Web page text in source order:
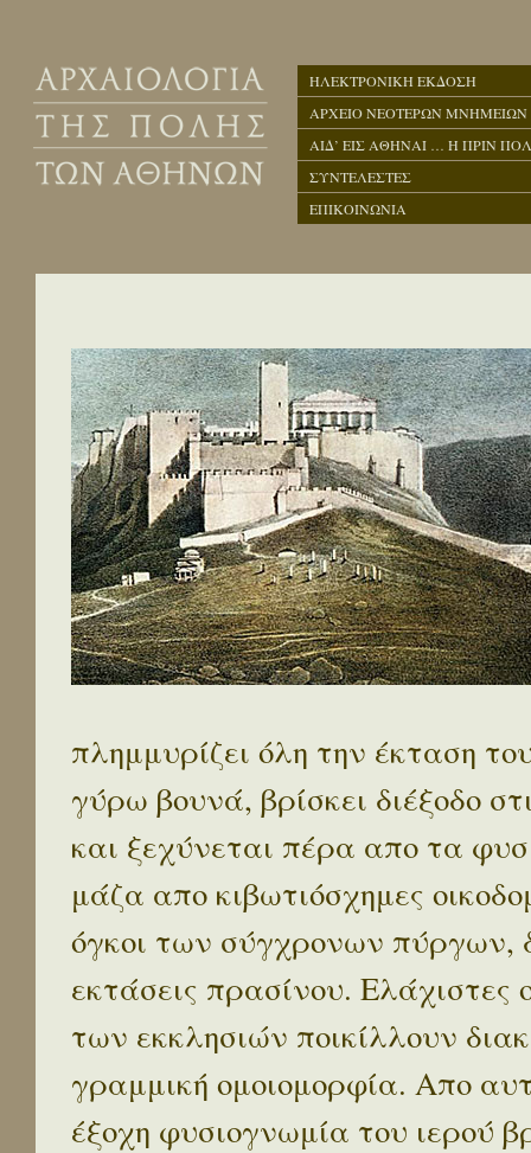
ΗΛΕΚΤΡΟΝΙΚΗ ΕΚΔΟΣΗ
ΑΡΧΕΙΟ ΝΕΟΤΕΡΩΝ ΜΝΗΜΕΙΩΝ
ΑΙΔ’ ΕΙΣ ΑΘΗΝΑΙ … Η ΠΡΙΝ
ΣΥΝΤΕΛΕΣΤΕΣ
ΕΠΙΚΟΙΝΩΝΙΑ
πλημμυρίζει όλη την έκταση
γύρω βουνά, βρίσκει διέξοδο
και ξεχύνεται πέρα απο τα
μάζα απο κιβωτιόσχημες
όγκοι των σύγχρονων πύργων,
εκτάσεις πρασίνου.
των εκκλησιών ποικίλλουν
γραμμική ομοιομορφία. Απο
έξοχη φυσιογνωμία του ιερού